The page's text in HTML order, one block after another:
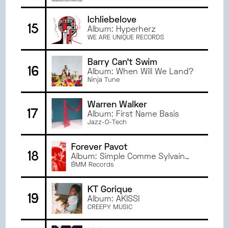
15
Ichliebelove
Album: Hyperherz
WE ARE UNIQUE RECORDS
16
Barry Can't Swim
Album: When Will We Land?
Ninja Tune
17
Warren Walker
Album: First Name Basis
Jazz-O-Tech
18
Forever Pavot
Album: Simple Comme Sylvain
(Bande originale du film de
BMM Records
19
KT Gorique
Album: AKISSI
CREEPY MUSIC